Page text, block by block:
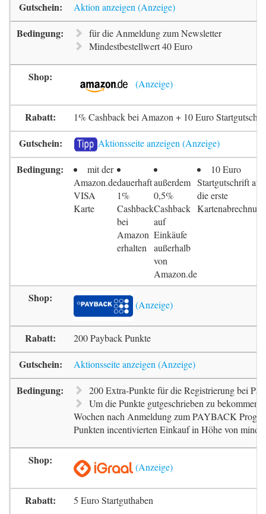
Aktion anzeigen
für die Anmeldung zum Newsletter
Mindestbestellwert 40 Euro
1% Cashback bei Amazon + 10 Euro
Aktionsseite anzeigen
mit der
Amazon.de
VISA
Karte
dauerhaft
1%
Cashback
bei
Amazon
erhalten
außerdem
0,5%
Cashback
auf
Einkäufe
außerhalb
von
Amazon.de
10 Euro
Startgutschrift auf
die erste
Kartenabrechnung
200 Payback Punkte
Aktionsseite anzeigen
200 Extra-Punkte für die Registrierung bei
Um die Punkte gutgeschrieben zu bekommen,
Wochen nach Anmeldung zum PAYBACK
Punkten incentivierten Einkauf in Höhe von
5 Euro Startguthaben